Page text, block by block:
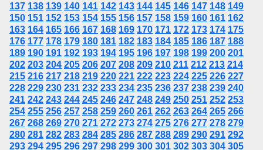
137 138 139 140 141 142 143 144 145 146 147 148 149
150 151 152 153 154 155 156 157 158 159 160 161 162
163 164 165 166 167 168 169 170 171 172 173 174 175
176 177 178 179 180 181 182 183 184 185 186 187 188
189 190 191 192 193 194 195 196 197 198 199 200 201
202 203 204 205 206 207 208 209 210 211 212 213 214
215 216 217 218 219 220 221 222 223 224 225 226 227
228 229 230 231 232 233 234 235 236 237 238 239 240
241 242 243 244 245 246 247 248 249 250 251 252 253
254 255 256 257 258 259 260 261 262 263 264 265 266
267 268 269 270 271 272 273 274 275 276 277 278 279
280 281 282 283 284 285 286 287 288 289 290 291 292
293 294 295 296 297 298 299 300 301 302 303 304 305